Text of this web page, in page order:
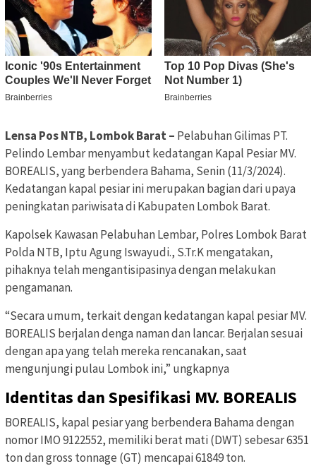
Lensa Pos NTB, Lombok Barat – Pelabuhan Gilimas PT.
Pelindo Lembar menyambut kedatangan Kapal Pesiar MV.
BOREALIS, yang berbendera Bahama, Senin (11/3/2024).
Kedatangan kapal pesiar ini merupakan bagian dari upaya
peningkatan pariwisata di Kabupaten Lombok Barat.
Kapolsek Kawasan Pelabuhan Lembar, Polres Lombok Barat
Polda NTB, Iptu Agung Iswayudi., S.Tr.K mengatakan,
pihaknya telah mengantisipasinya dengan melakukan
pengamanan.
“Secara umum, terkait dengan kedatangan kapal pesiar MV.
BOREALIS berjalan denga naman dan lancar. Berjalan sesuai
dengan apa yang telah mereka rencanakan, saat
mengunjungi pulau Lombok ini,” ungkapnya
Identitas dan Spesifikasi MV. BOREALIS
BOREALIS, kapal pesiar yang berbendera Bahama dengan
nomor IMO 9122552, memiliki berat mati (DWT) sebesar 6351
ton dan gross tonnage (GT) mencapai 61849 ton.